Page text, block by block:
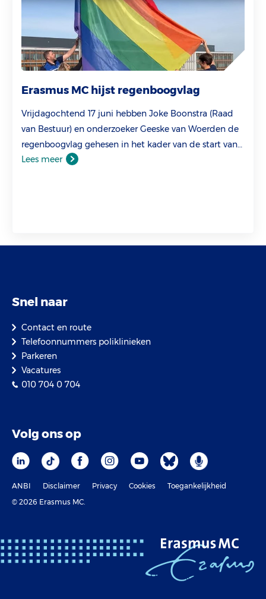
Erasmus MC hijst regenboogvlag
Vrijdagochtend 17 juni hebben Joke Boonstra (Raad
van Bestuur) en onderzoeker Geeske van Woerden de
regenboogvlag gehesen in het kader van de start van
de Pride Week Rotterdam.
Lees meer
Snel naar
Contact en route
Telefoonnummers poliklinieken
Parkeren
Vacatures
010 704 0 704
Volg ons op
ANBI Disclaimer Privacy Cookies
Toegankelijkheid
© 2026 Erasmus MC.